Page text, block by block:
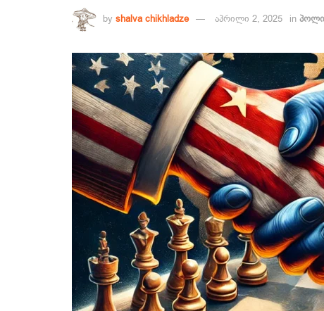
by shalva chikhladze აპრილი 2, 2025 in